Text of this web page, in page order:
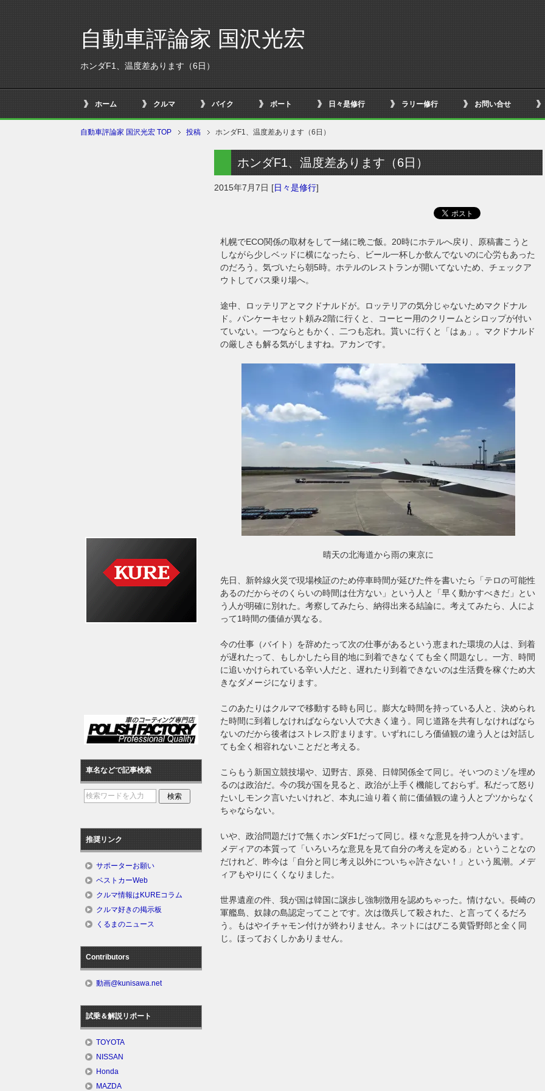
自動車評論家 国沢光宏
ホンダF1、温度差あります（6日）
ホーム クルマ バイク ボート 日々是修行 ラリー修行 お問い合せ
自動車評論家 国沢光宏 TOP 投稿 ホンダF1、温度差あります（6日）
ホンダF1、温度差あります（6日）
2015年7月7日 [日々是修行]
札幌でECO関係の取材をして一緒に晩ご飯。20時にホテルへ戻り、原稿書こうと
しながら少しベッドに横になったら、ビール一杯しか飲んでないのに心労もあった
のだろう。気づいたら朝5時。ホテルのレストランが開いてないため、チェックア
ウトしてバス乗り場へ。
途中、ロッテリアとマクドナルドが。ロッテリアの気分じゃないためマクドナル
ド。パンケーキセット頼み2階に行くと、コーヒー用のクリームとシロップが付い
ていない。一つならともかく、二つも忘れ。貰いに行くと「はぁ」。マクドナルド
の厳しさも解る気がしますね。アカンです。
晴天の北海道から雨の東京に
先日、新幹線火災で現場検証のため停車時間が延びた件を書いたら「テロの可能性
あるのだからそのくらいの時間は仕方ない」という人と「早く動かすべきだ」とい
う人が明確に別れた。考察してみたら、納得出来る結論に。考えてみたら、人によ
って1時間の価値が異なる。
今の仕事（バイト）を辞めたって次の仕事があるという恵まれた環境の人は、到着
が遅れたって、もしかしたら目的地に到着できなくても全く問題なし。一方、時間
に追いかけられている辛い人だと、遅れたり到着できないのは生活費を稼ぐため大
きなダメージになります。
このあたりはクルマで移動する時も同じ。膨大な時間を持っている人と、決められ
た時間に到着しなければならない人で大きく違う。同じ道路を共有しなければなら
ないのだから後者はストレス貯まります。いずれにしろ価値観の違う人とは対話し
ても全く相容れないことだと考える。
こらもう新国立競技場や、辺野古、原発、日韓関係全て同じ。そいつのミゾを埋め
るのは政治だ。今の我が国を見ると、政治が上手く機能しておらず。私だって怒り
たいしモンク言いたいけれど、本丸に辿り着く前に価値観の違う人とブツからなく
ちゃならない。
いや、政治問題だけで無くホンダF1だって同じ。様々な意見を持つ人がいます。
メディアの本質って「いろいろな意見を見て自分の考えを定める」ということなの
だけれど、昨今は「自分と同じ考え以外についちゃ許さない！」という風潮。メデ
ィアもやりにくくなりました。
世界遺産の件、我が国は韓国に譲歩し強制徴用を認めちゃった。情けない。長崎の
軍艦島、奴隷の島認定ってことです。次は徴兵して殺された、と言ってくるだろ
う。もはやイチャモン付けが終わりません。ネットにはびこる黄昏野郎と全く同
じ。ほっておくしかありません。
車名などで記事検索
推奨リンク
サポーターお願い
ベストカーWeb
クルマ情報はKUREコラム
クルマ好きの掲示板
くるまのニュース
Contributors
動画@kunisawa.net
試乗＆解説リポート
TOYOTA
NISSAN
Honda
MAZDA